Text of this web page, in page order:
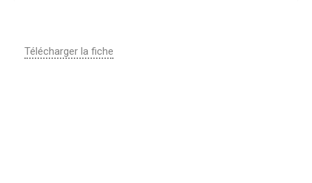
Télécharger la fiche